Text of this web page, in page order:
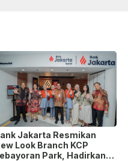
Jakarta Resmikan
Look Branch KCP
Park, Hadirkan